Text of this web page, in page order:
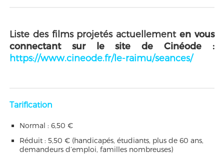
Liste des films projetés actuellementen vous
connectant sur le site de Cinéode :
https://www.cineode.fr/le-raimu/seances/
Tarification
Normal : 6,50 €
Réduit : 5,50 € (handicapés, étudiants, plus de 60 ans,
demandeurs d’emploi, familles nombreuses)